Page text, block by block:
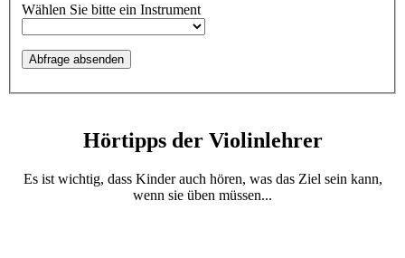
Wählen Sie bitte ein Instrument
Hörtipps der Violinlehrer
Es ist wichtig, dass Kinder auch hören, was das Ziel sein kann,
wenn sie üben müssen...